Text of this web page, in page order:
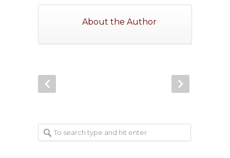
About the Author